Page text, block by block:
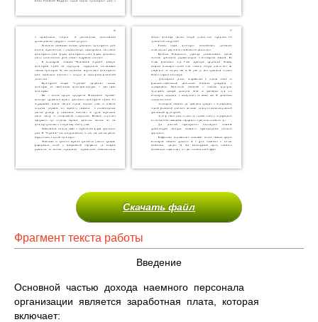
Скачать файл
Фрагмент текста работы
Введение
Основной частью дохода наемного персонала
организации является заработная плата, которая
включает: